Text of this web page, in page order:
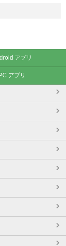
アプリ
アプリ